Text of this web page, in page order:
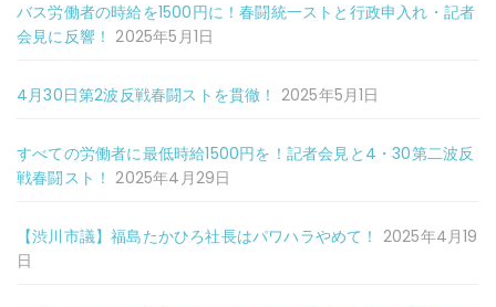
バス労働者の時給を1500円に！春闘統一ストと行政申入れ・記者
会見に反響！ 2025年5月1日
4月30日第2波反戦春闘ストを貫徹！ 2025年5月1日
すべての労働者に最低時給1500円を！記者会見と4・30第二波反
戦春闘スト！ 2025年4月29日
【渋川市議】福島たかひろ社長はパワハラやめて！ 2025年4月19
日